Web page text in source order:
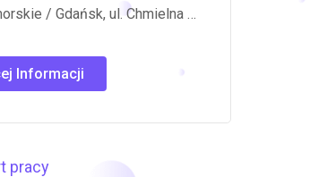
/ Gdańsk, ul. Chmielna 70/3
Informacji
pracy